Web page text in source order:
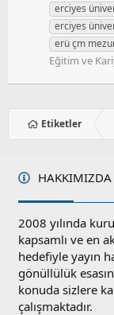
erciyes
erciyes
erü çm
Eğitim ve
Etiketler
HAKKIMIZDA
2008 yılında
kapsamlı ve en
hedefiyle yayın
gönüllülük
konuda sizlere
çalışmaktadır.